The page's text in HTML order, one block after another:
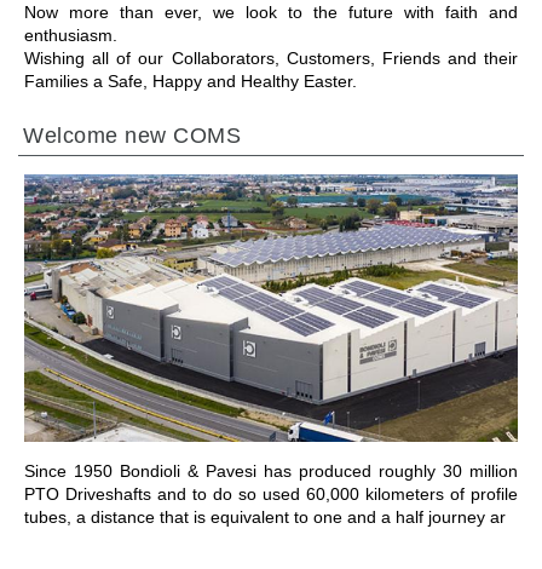
Now more than ever, we look to the future with faith and
enthusiasm.
Wishing all of our Collaborators, Customers, Friends and their
Families a Safe, Happy and Healthy Easter.
Welcome new COMS
Since 1950 Bondioli & Pavesi has produced roughly 30 million
PTO Driveshafts and to do so used 60,000 kilometers of profile
tubes, a distance that is equivalent to one and a half journey ar
IR PARA A SECÇÃO